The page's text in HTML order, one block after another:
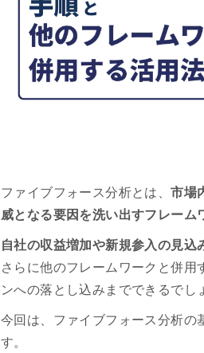
ファイブフォース分析とは、市場
威となる要因を洗い出すフレーム
自社の収益増加や新規参入の見込
さらに他のフレームワークと併用
ンへの落とし込みまでできるでし
今回は、ファイブフォース分析の
す。